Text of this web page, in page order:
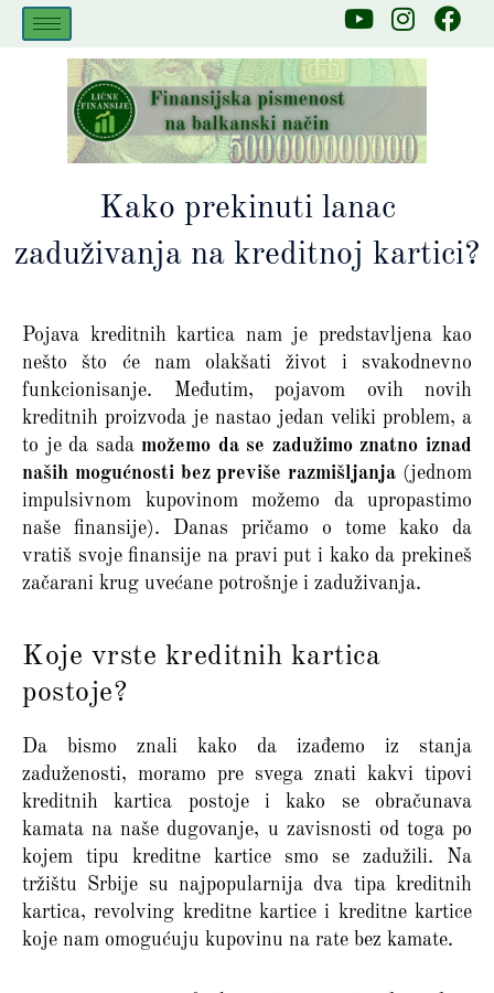
Skip
Y
u
b
I
s
g
F
Kako prekinuti lanac
zaduživanja na kreditnoj kartici?
Pojava kreditnih kartica nam je predstavljena kao
nešto što će nam olakšati život i svakodnevno
funkcionisanje. Međutim, pojavom ovih novih
kreditnih proizvoda je nastao jedan veliki problem, a
to je da sadamožemo da se zadužimo znatno iznad
naših mogućnosti bez previše razmišljanja (jednom
impulsivnom kupovinom možemo da upropastimo
naše finansije). Danas pričamo o tome kako da
vratiš svoje finansije na pravi put i kako da prekineš
začarani krug uvećane potrošnje i zaduživanja.
Koje vrste kreditnih kartica
postoje?
Da bismo znali kako da izađemo iz stanja
zaduženosti, moramo pre svega znati kakvi tipovi
kreditnih kartica postoje i kako se obračunava
kamata na naše dugovanje, u zavisnosti od toga po
kojem tipu kreditne kartice smo se zadužili. Na
tržištu Srbije su najpopularnija dva tipa kreditnih
kartica, revolving kreditne kartice i kreditne kartice
koje nam omogućuju kupovinu na rate bez kamate.